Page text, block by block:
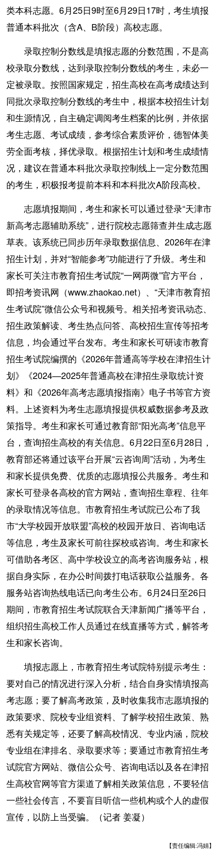
类本科志愿。6月25日9时至6月29日17时，考生填报
普通本科批次（含A、B阶段）高校志愿。
录取控制分数线是填报志愿的分数范围，不是高
校录取分数线，达到录取控制分数线的考生，未必一
定被录取。按照国家规定，招生高校在高考成绩达到
同批次录取控制分数线的考生中，根据本校招生计划
和生源情况，自主确定调阅考生档案的比例，并依据
考生志愿、考试成绩，参考综合素质评价，德智体美
劳全面考核，择优录取。根据招生计划和考生成绩情
况，建议在普通本科批次录取控制线上一定分数范围
的考生，积极报考提前本科和本科批次A阶段高校。
志愿填报期间，考生和家长可以通过登录“天津市
新高考志愿辅助系统”，进行院校志愿筛查并生成志愿
草表。该系统已同步历年录取数据信息、2026年在津
招生计划，并对“智能参考”功能进行了升级。考生和
家长可关注市教育招生考试院“一网两微”官方平台，
即招考资讯网（www.zhaokao.net）、“天津市教育招
生考试院”微信公众号和视频号。相关招考资讯动态、
招生政策解读、考生热点问答、高校招生宣传等招考
信息，均会通过平台发布。考生和家长可研读市教育
招生考试院编撰的《2026年普通高等学校在津招生计
划》《2024—2025年普通高校在津招生录取统计资
料》和《2026年高考志愿填报指南》电子书等官方资
料。上述资料为考生志愿填报提供权威数据参考及政
策指导。考生和家长可通过教育部“阳光高考”信息平
台，查询招生高校的有关信息。6月22日至6月28日，
教育部还将通过该平台开展“云咨询周”活动，为考生
和家长提供免费、优质的志愿填报公共服务。考生和
家长可登录各高校的官方网站，查询招生章程、往年
的录取情况等信息。市教育招生考试院已公布了我
市“大学校园开放联盟”高校的校园开放日、咨询电话
等信息，考生及家长可前往探校或咨询。考生和家长
可借助各考区、高中学校设立的高考咨询服务站，根
据自身实际，在办公时间拨打电话获取公益服务。各
服务站咨询热线电话已向考生公布。6月24日至26日
期间，市教育招生考试院联合天津新闻广播等平台，
组织招生高校工作人员通过在线直播等方式，解答考
生和家长咨询。
填报志愿上，市教育招生考试院特别提示考生：
要对自己的情况进行深入分析，结合自身实情填报高
考志愿；要了解高考政策，及时收集我市志愿填报的
政策要求、院校专业组资料、了解学校招生政策、熟
悉有关规定等，还要了解高校情况、专业内涵，院校
专业组在津排名、录取要求等；要通过市教育招生考
试院官方网站、微信公众号、咨询电话以及各在津招
生高校官网等官方渠道了解相关政策信息，不要轻信
一些社会传言，不要盲目听信一些机构或个人的虚假
宣传，以防上当受骗。（记者 姜凝）
【责任编辑:冯娟】